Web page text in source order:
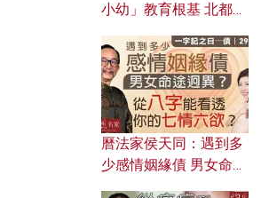
小幼」教育根基 北都如
曆法家侯天同：遇到多
少感情姻緣債 男女命途